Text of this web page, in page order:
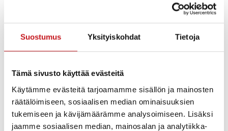
Suostumus Yksityiskohdat Tietoja
Tämä sivusto käyttää evästeitä
Käytämme evästeitä tarjoamamme sisällön ja mainosten
räätälöimiseen, sosiaalisen median ominaisuuksien
tukemiseen ja kävijämäärämme analysoimiseen. Lisäksi
jaamme sosiaalisen median, mainosalan ja analytiikka-
dialogikeskustelu
liitteenä): Toimenpiteet
Seuraavat askeleet ja kotiin
Olet tervetullut tilaisuuteen!